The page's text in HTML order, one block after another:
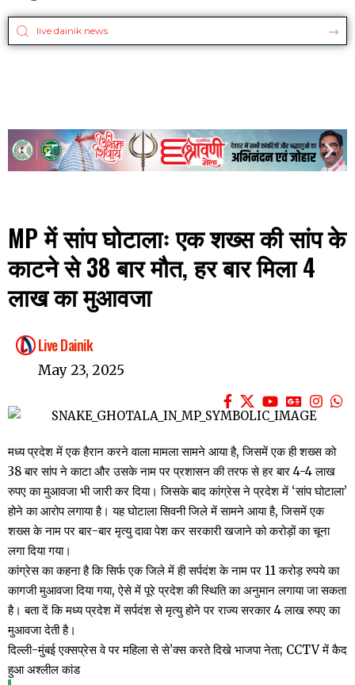
MP में सांप घोटालाः एक शख्स की सांप के
काटने से 38 बार मौत, हर बार मिला 4
लाख का मुआवजा
Live Dainik
May 23, 2025
मध्य प्रदेश में एक हैरान करने वाला मामला सामने आया है, जिसमें एक ही शख्स को
38 बार सांप ने काटा और उसके नाम पर प्रशासन की तरफ से हर बार 4-4 लाख
रुपए का मुआवजा भी जारी कर दिया। जिसके बाद कांग्रेस ने प्रदेश में ‘सांप घोटाला’
होने का आरोप लगाया है। यह घोटाला सिवनी जिले में सामने आया है, जिसमें एक
शख्स के नाम पर बार-बार मृत्यु दावा पेश कर सरकारी खजाने को करोड़ों का चूना
लगा दिया गया।
कांग्रेस का कहना है कि सिर्फ एक जिले में ही सर्पदंश के नाम पर 11 करोड़ रुपये का
कागजी मुआवजा दिया गया, ऐसे में पूरे प्रदेश की स्थिति का अनुमान लगाया जा सकता
है। बता दें कि मध्य प्रदेश में सर्पदंश से मृत्यु होने पर राज्य सरकार 4 लाख रुपए का
मुआवजा देती है।
दिल्ली-मुंबई एक्सप्रेस वे पर महिला से से’क्स करते दिखे भाजपा नेता; CCTV में कैद
हुआ अश्लील कांड